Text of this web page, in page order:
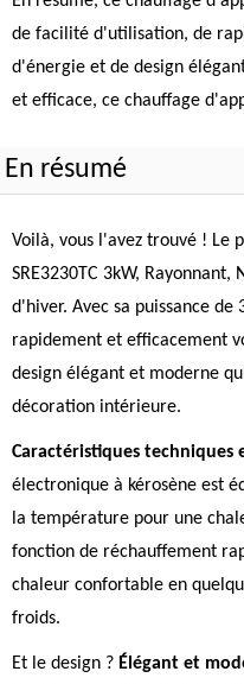
de facilité d'utilisation, de
d'énergie et de design
et efficace, ce chauffage
En résumé
Voilà, vous l'avez trouvé ! Le
SRE3230TC 3kW,
d'hiver. Avec sa puissance
rapidement et efficacement
design élégant et moderne
décoration intérieure.
Caractéristiques techniques
électronique à kérosène est
la température pour une
fonction de réchauffement
chaleur confortable en
froids.
Et le design ? Élégant et